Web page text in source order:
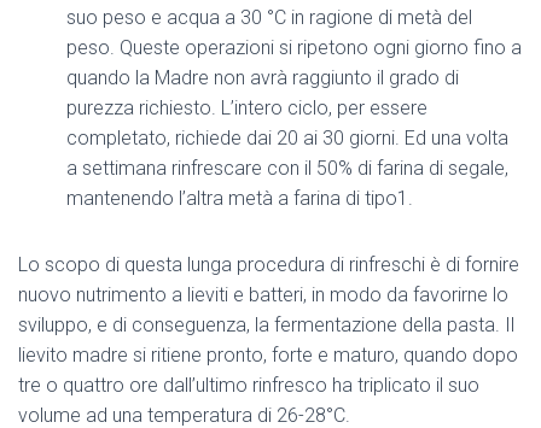
suo peso e acqua a 30 °C in ragione di metà del
peso. Queste operazioni si ripetono ogni giorno fino a
quando la Madre non avrà raggiunto il grado di
purezza richiesto. L’intero ciclo, per essere
completato, richiede dai 20 ai 30 giorni. Ed una volta
a settimana rinfrescare con il 50% di farina di segale,
mantenendo l’altra metà a farina di tipo1.
Lo scopo di questa lunga procedura di rinfreschi è di fornire
nuovo nutrimento a lieviti e batteri, in modo da favorirne lo
sviluppo, e di conseguenza, la fermentazione della pasta. Il
lievito madre si ritiene pronto, forte e maturo, quando dopo
tre o quattro ore dall’ultimo rinfresco ha triplicato il suo
volume ad una temperatura di 26-28°C.